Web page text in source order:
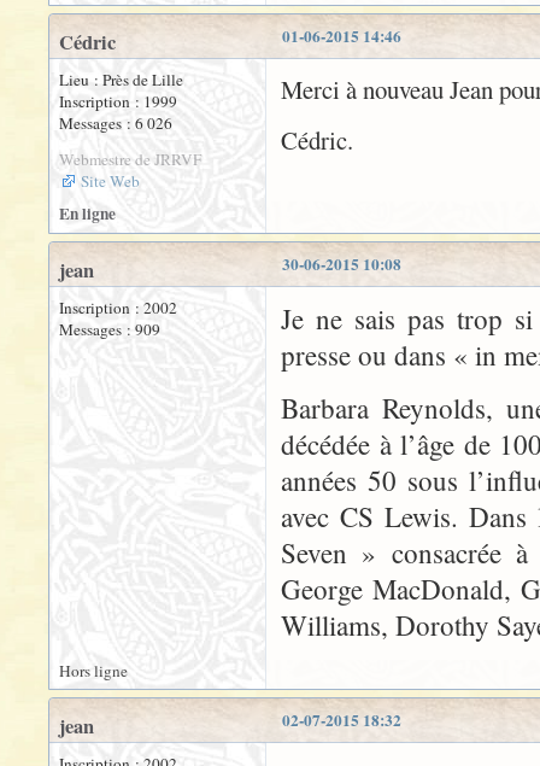
01-06-2015 14:46
Cédric
Lieu : Près de Lille
Inscription : 1999
Messages : 6 026
Webmestre de JRRVF
Site Web
Merci à nouveau Jean
Cédric.
En ligne
30-06-2015 10:08
jean
Inscription : 2002
Messages : 909
Je ne sais pas trop
presse ou dans « in
Barbara Reynolds,
décédée à l’âge de
années 50 sous
avec CS Lewis.
Seven » consacrée
George MacDonald,
Williams, Dorothy
Hors ligne
02-07-2015 18:32
jean